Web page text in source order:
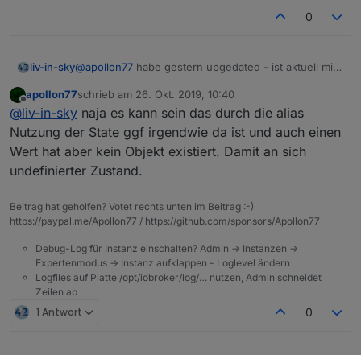
0
liv-in-sky@apollon77 habe gestern upgedated - ist aktuell mit
da ich teste, habe ich den datenpunkt nie angelegt,
sondern beim erstellen einfach einen nicht-
existenden untercommon.alias.ideingegeben - das
ist nicht das problem
der selector beim durchlauf meint irgendwie einen
datenpunkt zu finden - den gibt es aber nicht - bzw.
hat es nie gegeben
Offline
apollon77schrieb am 26. Okt. 2019, 10:40
zuletzt editiert von
@liv-in-sky naja es kann sein das durch die alias
Nutzung der State ggf irgendwie da ist und auch einen
Wert hat aber kein Objekt existiert. Damit an sich
undefinierter Zustand.
Beitrag hat geholfen? Votet rechts unten im Beitrag :-)
https://paypal.me/Apollon77 / https://github.com/sponsors/Apollon77
Debug-Log für Instanz einschalten? Admin -> Instanzen ->
Expertenmodus -> Instanz aufklappen - Loglevel ändern
Logfiles auf Platte /opt/iobroker/log/… nutzen, Admin schneidet
Zeilen ab
1 Antwort 0